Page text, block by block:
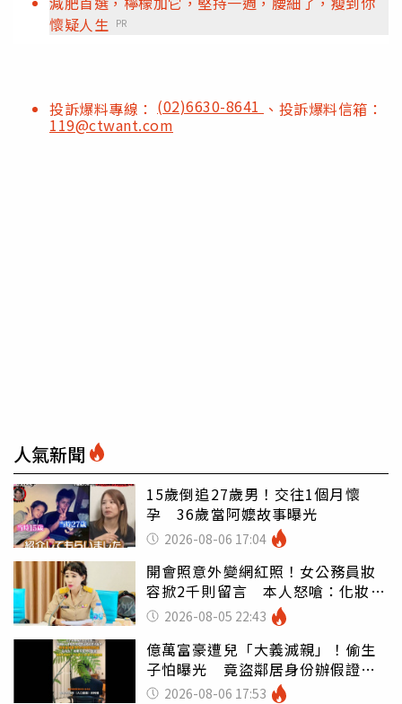
懷疑人生 PR
投訴爆料專線： (02)6630-8641 、投訴爆料信箱：
119@ctwant.com
人氣新聞
15歲倒追27歲男！交往1個月懷
孕 36歲當阿嬤故事曝光
2026-08-06 17:04
開會照意外變網紅照！女公務員妝
容掀2千則留言 本人怒嗆：化妝有
錯嗎2026-08-05 22:43
億萬富豪遭兒「大義滅親」！偷生
子怕曝光 竟盜鄰居身份辦假證落
戶 2026-08-06 17:53